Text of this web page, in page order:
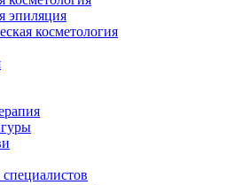
эпиляция
косметология